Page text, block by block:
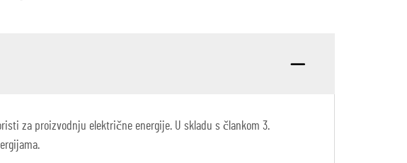
za proizvodnju električne energije. U skladu s člankom 3.